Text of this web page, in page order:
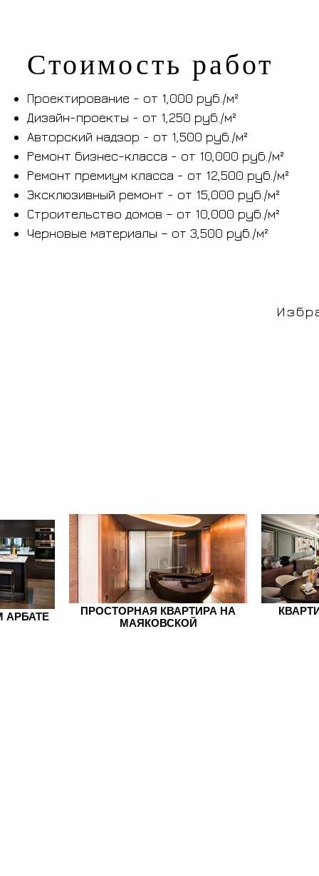
Стоимость работ
Проектирование - от 1,000 руб./м²
Дизайн-проекты - от 1,250 руб./м²
Авторский надзор - от 1,500 руб./м²
Ремонт бизнес-класса - от 10,000 руб./м²
Ремонт премиум класса - от 12,500 руб./м²
Эксклюзивный ремонт - от 15,000 руб./м²
Строительство домов – от 10,000 руб./м²
Черновые материалы – от 3,500 руб./м²
АРБАТЕ
ПРОСТОРНАЯ КВАРТИРА НА
МАЯКОВСКОЙ